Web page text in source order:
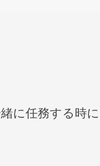
に任務する時に